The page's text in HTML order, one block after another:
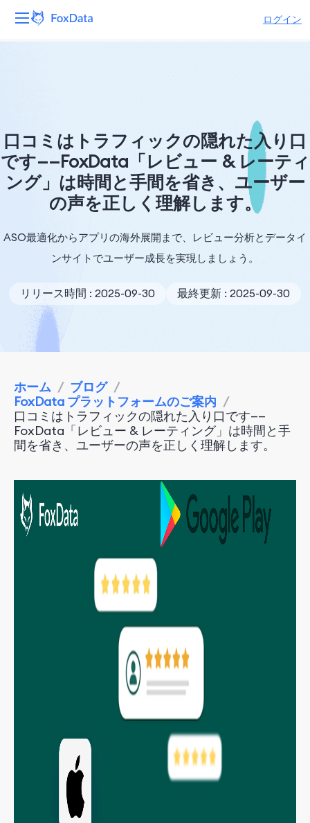
ログイン
リソース
会社
口コミはトラフィックの隠れた入り口
です——FoxData「レビュー & レーティ
ング」は時間と手間を省き、ユーザー
の声を正しく理解します。
ASO最適化からアプリの海外展開まで、レビュー分析とデータイ
ンサイトでユーザー成長を実現しましょう。
リリース時間 : 2025-09-30 最終更新 : 2025-09-30
ホーム / ブログ /
FoxData プラットフォームのご案内 /
口コミはトラフィックの隠れた入り口です——
FoxData「レビュー & レーティング」は時間と手
間を省き、ユーザーの声を正しく理解します。